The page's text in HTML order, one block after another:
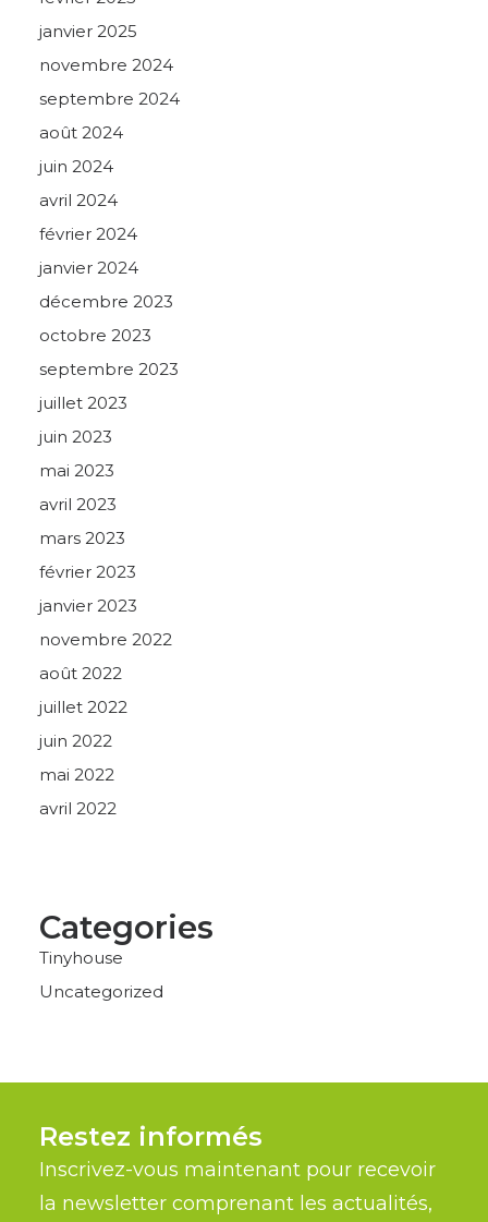
janvier 2025
novembre 2024
septembre 2024
août 2024
juin 2024
avril 2024
février 2024
janvier 2024
décembre 2023
octobre 2023
septembre 2023
juillet 2023
juin 2023
mai 2023
avril 2023
mars 2023
février 2023
janvier 2023
novembre 2022
août 2022
juillet 2022
juin 2022
mai 2022
avril 2022
Categories
Tinyhouse
Uncategorized
Restez informés
Inscrivez-vous maintenant pour recevoir
la newsletter comprenant les actualités,